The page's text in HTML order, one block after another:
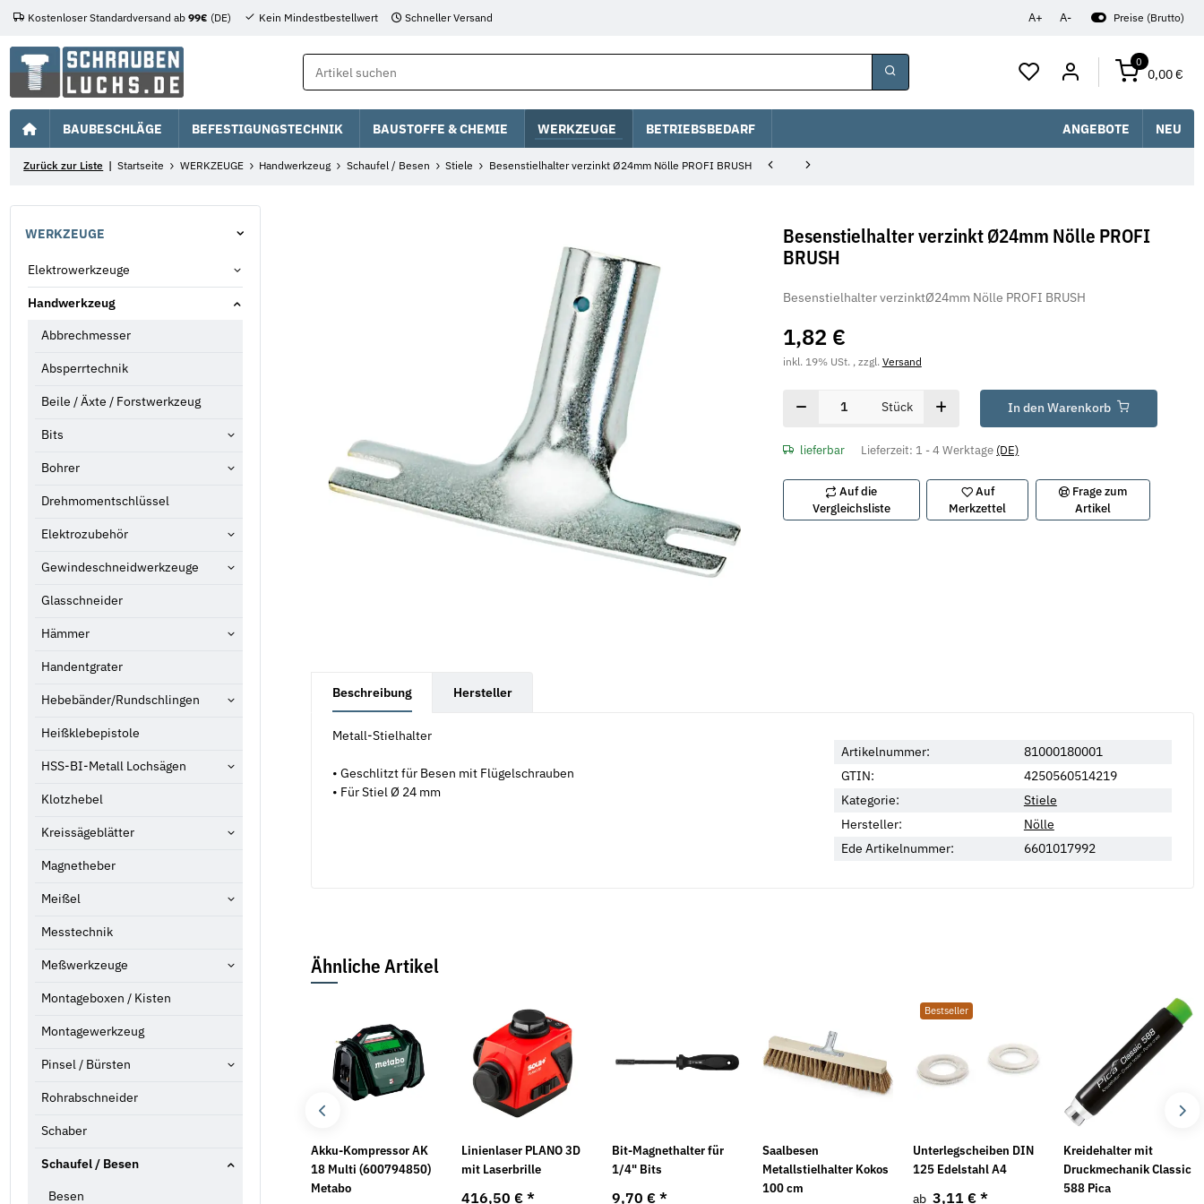
A+ A- Preise (Brutto)
Kostenloser Standardversand ab 99€ (DE) Kein Mindestbestellwert Schneller Versand
0
0,00 €
BAUBESCHLÄGE BEFESTIGUNGSTECHNIK BAUSTOFFE & CHEMIE WERKZEUGE BETRIEBSBEDARF ANGEBOTE NEU
Zurück zur Liste Startseite WERKZEUGE Handwerkzeug Schaufel / Besen Stiele Besenstielhalter verzinkt Ø24mm Nölle PROFI BRUSH
Besenstielhalter verzinkt Ø24mm Nölle PROFI
BRUSH
Besenstielhalter verzinktØ24mm Nölle PROFI BRUSH
1,82 €
inkl. 19% USt. , zzgl.Versand
Stück In den Warenkorb
lieferbar Lieferzeit: 1 - 4 Werktage (DE)
Auf die
Vergleichsliste
Auf
Merkzettel
Frage zum
Artikel
Beschreibung Hersteller
Metall-Stielhalter
• Geschlitzt für Besen mit Flügelschrauben
• Für Stiel Ø 24 mm
Artikelnummer:
81000180001
GTIN:
4250560514219
Kategorie:
Stiele
Hersteller:
Nölle
Ede Artikelnummer:
6601017992
Ähnliche Artikel
Elektronikzangen-Etui
6-teilig 00 20 16 P
MVT (606178500)
Akku-Kompressor AK
18 Multi (600794850)
Metabo
Linienlaser PLANO 3D
mit Laserbrille
416,50 €*
Bit-Magnethalter für
1/4" Bits
9,70 €*
Saalbesen
Metallstielhalter Kokos
100 cm
Bestseller
Unterlegscheiben DIN
125 Edelstahl A4
ab 3,11 € *
Kreidehalter mit
Druckmechanik Classic
588 Pica
WERKZEUGE
Elektrowerkzeuge
Handwerkzeug
Abbrechmesser
Absperrtechnik
Beile / Äxte / Forstwerkzeug
Bits
Bohrer
Drehmomentschlüssel
Elektrozubehör
Gewindeschneidwerkzeuge
Glasschneider
Hämmer
Handentgrater
Hebebänder/Rundschlingen
Heißklebepistole
HSS-BI-Metall Lochsägen
Klotzhebel
Kreissägeblätter
Magnetheber
Meißel
Messtechnik
Meßwerkzeuge
Montageboxen / Kisten
Montagewerkzeug
Pinsel / Bürsten
Rohrabschneider
Schaber
Schaufel / Besen
Besen